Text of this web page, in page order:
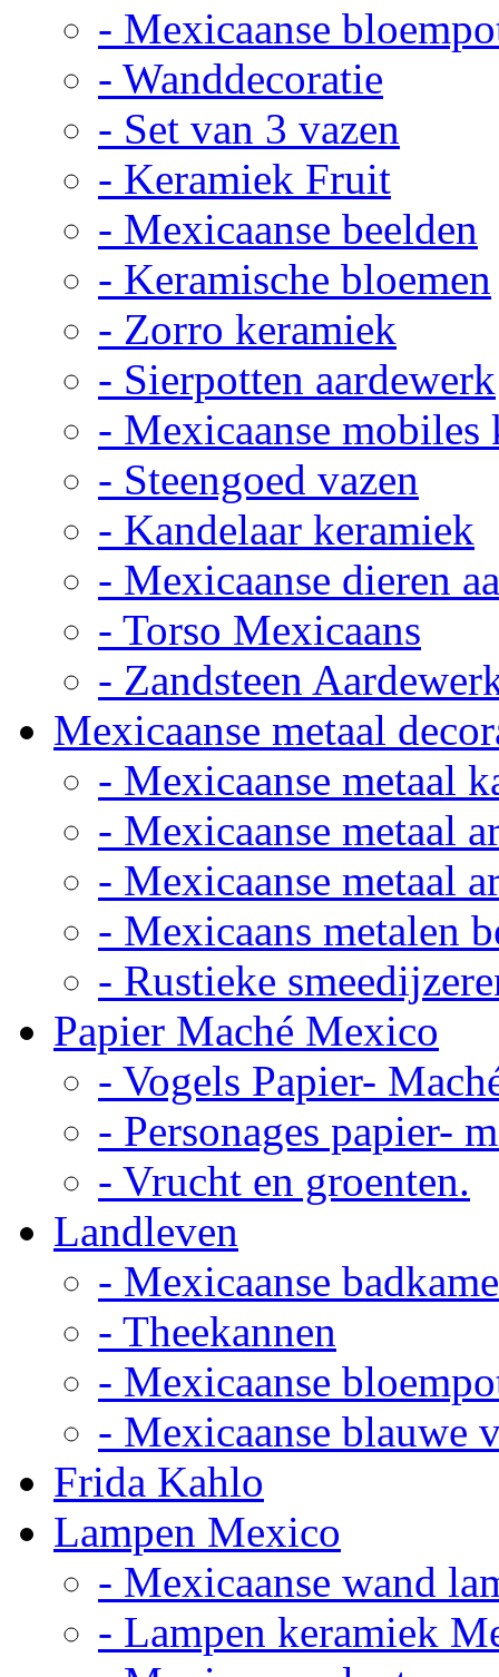
- Mexicaanse
- Wanddecoratie
- Set van 3 vazen
- Keramiek Fruit
- Mexicaanse beelden
- Keramische bloemen
- Zorro keramiek
- Sierpotten aardewerk
- Mexicaanse mobiles
- Steengoed vazen
- Kandelaar keramiek
- Mexicaanse dieren
- Torso Mexicaans
- Zandsteen
Mexicaanse metaal
- Mexicaanse metaal
- Mexicaanse metaal
- Mexicaanse metaal
- Mexicaans metalen
- Rustieke
Papier Maché Mexico
- Vogels Papier-
- Personages papier-
- Vrucht en groenten.
Landleven
- Mexicaanse
- Theekannen
- Mexicaanse
- Mexicaanse blauwe
Frida Kahlo
Lampen Mexico
- Mexicaanse wand
- Lampen keramiek